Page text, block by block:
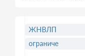
ЖНВЛП
ограниче